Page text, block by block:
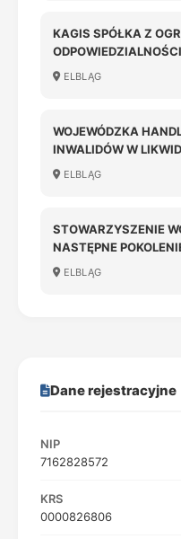
KAGIS SPÓŁKA Z
ELBLĄG
WOJEWÓDZKA
INWALIDÓW W
ELBLĄG
STOWARZYSZENIE
NASTĘPNE
ELBLĄG
Dane rejestracyjne
NIP
7162828572
KRS
0000826806